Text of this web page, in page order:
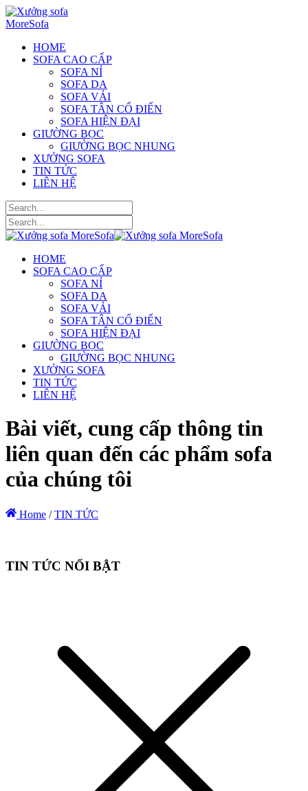
HOME
SOFA CAO CẤP
SOFA NỈ
SOFA DA
SOFA VẢI
SOFA TÂN CỔ ĐIỂN
SOFA HIỆN ĐẠI
GIƯỜNG BỌC
GIƯỜNG BỌC NHUNG
XƯỞNG SOFA
TIN TỨC
LIÊN HỆ
HOME
SOFA CAO CẤP
SOFA NỈ
SOFA DA
SOFA VẢI
SOFA TÂN CỔ ĐIỂN
SOFA HIỆN ĐẠI
GIƯỜNG BỌC
GIƯỜNG BỌC NHUNG
XƯỞNG SOFA
TIN TỨC
LIÊN HỆ
Bài viết, cung cấp thông tin
liên quan đến các phẩm sofa
của chúng tôi
Home / TIN TỨC
TIN TỨC NỔI BẬT